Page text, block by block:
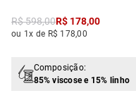
R$598,00R$ 178,00
ou 1x de R$ 178,00
Composição:
85% viscose e 15% linho
º macacão
jeans
camisa